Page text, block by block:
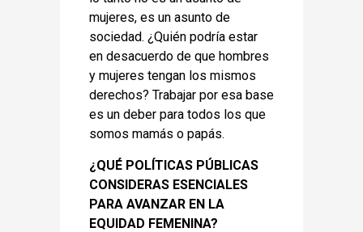
mujeres, es un asunto de
sociedad. ¿Quién podría estar
en desacuerdo de que hombres
y mujeres tengan los mismos
derechos? Trabajar por esa base
es un deber para todos los que
somos mamás o papás.
¿QUÉ POLÍTICAS PÚBLICAS
CONSIDERAS ESENCIALES
PARA AVANZAR EN LA
EQUIDAD FEMENINA?